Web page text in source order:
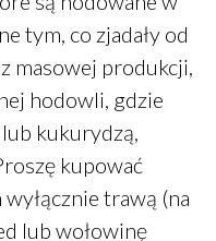
tym, co zjadały od
masowej produkcji,
hodowli, gdzie
kukurydzą,
kupować
trawą (na
lub wołowinę